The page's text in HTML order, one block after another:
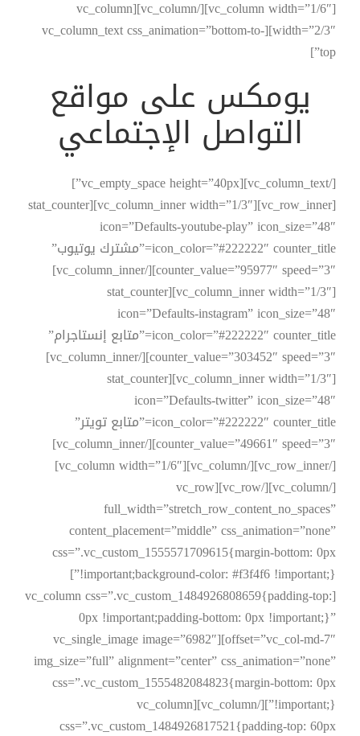
[vc_column width=”1/6″][/vc_column][vc_column
width=”2/3″][vc_column_text css_animation=”bottom-to-
top”]
يومكس على مواقع
التواصل الإجتماعي
[/vc_column_text][vc_empty_space height=”40px”]
[vc_row_inner][vc_column_inner width=”1/3″][stat_counter
icon=”Defaults-youtube-play” icon_size=”48″
icon_color=”#222222″ counter_title=”مشترك يوتيوب”
counter_value=”95977″ speed=”3″][/vc_column_inner]
[vc_column_inner width=”1/3″][stat_counter
icon=”Defaults-instagram” icon_size=”48″
icon_color=”#222222″ counter_title=”متابع إنستاجرام”
counter_value=”303452″ speed=”3″][/vc_column_inner]
[vc_column_inner width=”1/3″][stat_counter
icon=”Defaults-twitter” icon_size=”48″
icon_color=”#222222″ counter_title=”متابع تويتر”
counter_value=”49661″ speed=”3″][/vc_column_inner]
[/vc_row_inner][/vc_column][vc_column width=”1/6″]
[/vc_column][/vc_row][vc_row
full_width=”stretch_row_content_no_spaces”
content_placement=”middle” css_animation=”none”
css=”.vc_custom_1555571709615{margin-bottom: 0px
!important;background-color: #f3f4f6 !important;}”]
[vc_column css=”.vc_custom_1484926808659{padding-top:
0px !important;padding-bottom: 0px !important;}”
offset=”vc_col-md-7″][vc_single_image image=”6982″
img_size=”full” alignment=”center” css_animation=”none”
css=”.vc_custom_1555482084823{margin-bottom: 0px
!important;}”][/vc_column][vc_column
css=”.vc_custom_1484926817521{padding-top: 60px